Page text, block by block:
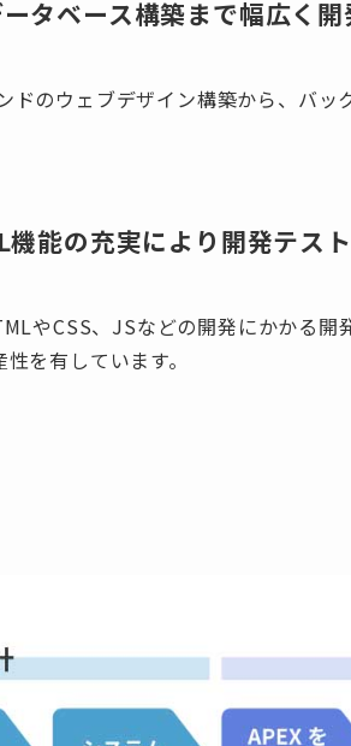
タベース構築まで幅広く
ドのウェブデザイン構築から、バ
能の充実により開発テス
やCSS、JSなどの開発にかかる開
を有しています。